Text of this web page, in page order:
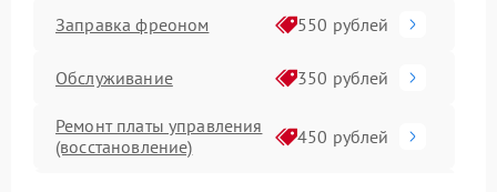
Заправка фреоном 550 рублей
Обслуживание 350 рублей
Ремонт платы управления
(восстановление)
450 рублей